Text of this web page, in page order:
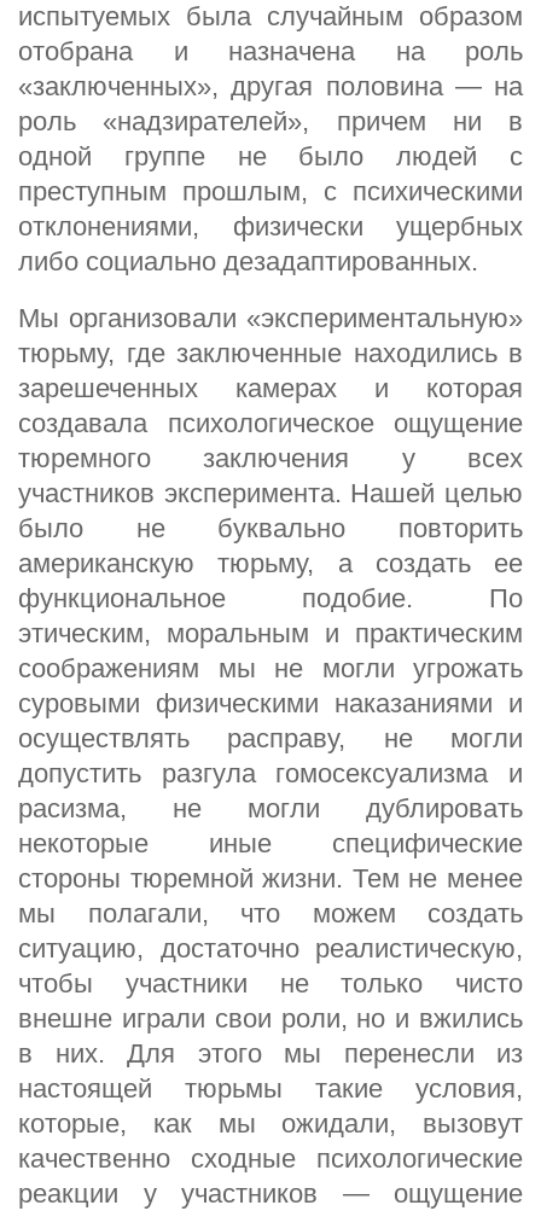
испытуемых была случайным образом
отобрана и назначена на роль
«заключенных», другая половина — на
роль «надзирателей», причем ни в
одной группе не было людей с
преступным прошлым, с психическими
отклонениями, физически ущербных
либо социально дезадаптированных.
Мы организовали «экспериментальную»
тюрьму, где заключенные находились в
зарешеченных камерах и которая
создавала психологическое ощущение
тюремного заключения у всех
участников эксперимента. Нашей целью
было не буквально повторить
американскую тюрьму, а создать ее
функциональное подобие. По
этическим, моральным и практическим
соображениям мы не могли угрожать
суровыми физическими наказаниями и
осуществлять расправу, не могли
допустить разгула гомосексуализма и
расизма, не могли дублировать
некоторые иные специфические
стороны тюремной жизни. Тем не менее
мы полагали, что можем создать
ситуацию, достаточно реалистическую,
чтобы участники не только чисто
внешне играли свои роли, но и вжились
в них. Для этого мы перенесли из
настоящей тюрьмы такие условия,
которые, как мы ожидали, вызовут
качественно сходные психологические
реакции у участников — ощущение